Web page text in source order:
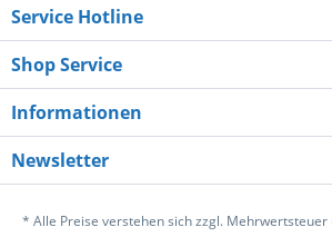
Service Hotline
Shop Service
Informationen
Newsletter
* Alle Preise verstehen sich zzgl. Mehrwertsteuer